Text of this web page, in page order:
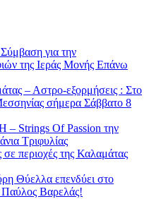
για την
της Ιεράς Μονής Επάνω
– Αστρο-εξορμήσεις : Στο
σήμερα Σάββατο 8
Of Passion την
Τριφυλίας
περιοχές της Καλαμάτας
επενδύει στο
Παύλος Βαρελάς!